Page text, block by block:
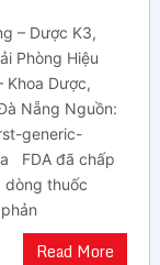
– Dược K3,
Phòng Hiệu
Khoa Dược,
Nẵng Nguồn:
generic-
FDA đã chấp
dòng thuốc
Read More